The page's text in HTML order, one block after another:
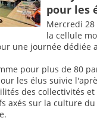
pour les
Mercredi
la cellule
une journée dédiée
pour plus de 80
les élus suivie
des collectivités
axés sur la culture